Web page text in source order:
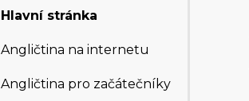
Hlavní stránka
Angličtina na internetu
Angličtina pro začátečníky